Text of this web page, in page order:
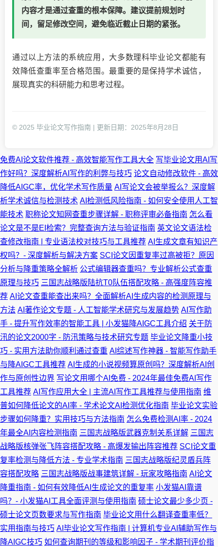
内容才是通过查重的根本保障。建议提前规划时
间，留足修改空间，避免临近截止日期的紧张。
通过以上方法的系统应用，大多数理科毕业论文都能有
效降低查重率至合格范围。最重要的是保持学术诚信，
展现真实的科研能力和思考过程。
© 2025 毕业论文写作指南 | 更新日期：2025年8月28日
免费AI论文软件推荐 - 高效智能写作工具大全 写毕业论文用AI写
作好吗？深度解析AI写作的利弊与技巧 论文自动修改软件 - 高效
降低AIGC率，优化学术写作质量 AI写论文会被举报么？深度解
析学术诚信与检测技术 AI检测低风险指南 - 如何安全使用人工智
能技术 职称论文知网查重步骤详解 - 职称评审必备指南 怎么看
论文是不是EI检索？完整查询方法与验证指南 英文论文语法检
查修改指南 | 专业语法校对技巧与工具推荐 AI生成文章有知识产
权吗？- 深度解析与解决方案 SCI论文因重复率过高被拒？原因
分析与降重策略全解析 公式编辑器查重吗？专业解析公式查重
原理与技巧 三国志战略版陆抗T0队伍搭配攻略 - 高强度阵容推
荐 AI论文查重能查出来吗？全面解析AI生成内容的检测原理与
方法 AI著作论文专题 - 人工智能学术研究与发展趋势 AI写作助
手 - 提升写作效率的智能工具 | 小发猫降AIGC工具介绍 关于防
汛的论文2000字 - 防汛策略与技术研究专题 毕业论文降重小技
巧 - 实用方法助你顺利通过查重 AI综述写作神器 - 智能写作助手
与降AIGC工具推荐 AI生成的小说视频算原创吗？深度解析AI创
作与原创性边界 写论文用哪个AI免费 - 2024年最佳免费AI写作
工具推荐 AI写作应用大全 | 主流AI写作工具推荐与使用指南 维
普如何降低论文的AI率 - 学术论文AI检测优化指南 毕业论文实验
步骤如何降重？实用技巧与方法指南 怎么免费检测AI率 - 2024
年最全AI内容检测指南 三国志战略版武器克制关系详解 三国志
战略版核弹张飞阵容搭配攻略 - 高爆发输出阵容推荐 SCI论文重
复率检测与降低方法 - 专业学术指南 三国志战略版纪灵盾兵阵
容搭配攻略 三国志战略版战事建筑详解 - 玩家攻略指南 AI论文
降重指南 - 如何有效降低AI生成论文的重复率 小发猫AI靠谱
吗？- 小发猫AI工具全面评测与使用指南 硕士论文最少多少页 -
硕士论文页数要求与写作指南 毕业论文用什么翻译查重率低？
实用指南与技巧 AI毕业论文写作指南 | 计算机专业AI辅助写作与
降AIGC技巧 如何查询期刊的等级和影响因子 - 学术期刊评价指